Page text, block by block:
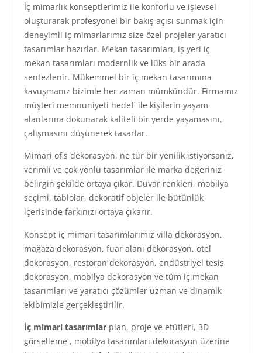
İç mimarlık konseptlerimiz ile konforlu ve işlevsel
oluşturarak profesyonel bir bakış açısı sunmak için
deneyimli iç mimarlarımız size özel projeler yaratıcı
tasarımlar hazırlar. Mekan tasarımları, iş yeri iç
mekan tasarımları modernlik ve lüks bir arada
sentezlenir. Mükemmel bir iç mekan tasarımına
kavuşmanız bizimle her zaman mümkündür. Firmamız
müşteri memnuniyeti hedefi ile kişilerin yaşam
alanlarına dokunarak kaliteli bir yerde yaşamasını,
çalışmasını düşünerek tasarlar.
Mimari ofis dekorasyon, ne tür bir yenilik istiyorsanız,
verimli ve çok yönlü tasarımlar ile marka değeriniz
belirgin şekilde ortaya çıkar. Duvar renkleri, mobilya
seçimi, tablolar, dekoratif objeler ile bütünlük
içerisinde farkınızı ortaya çıkarır.
Konsept iç mimari tasarımlarımız villa dekorasyon,
mağaza dekorasyon, fuar alanı dekorasyon, otel
dekorasyon, restoran dekorasyon, endüstriyel tesis
dekorasyon, mobilya dekorasyon ve tüm iç mekan
tasarımları ve yaratıcı çözümler uzman ve dinamik
ekibimizle gerçekleştirilir.
İç mimari tasarımlar plan, proje ve etütleri, 3D
görselleme , mobilya tasarımları dekorasyon üzerine